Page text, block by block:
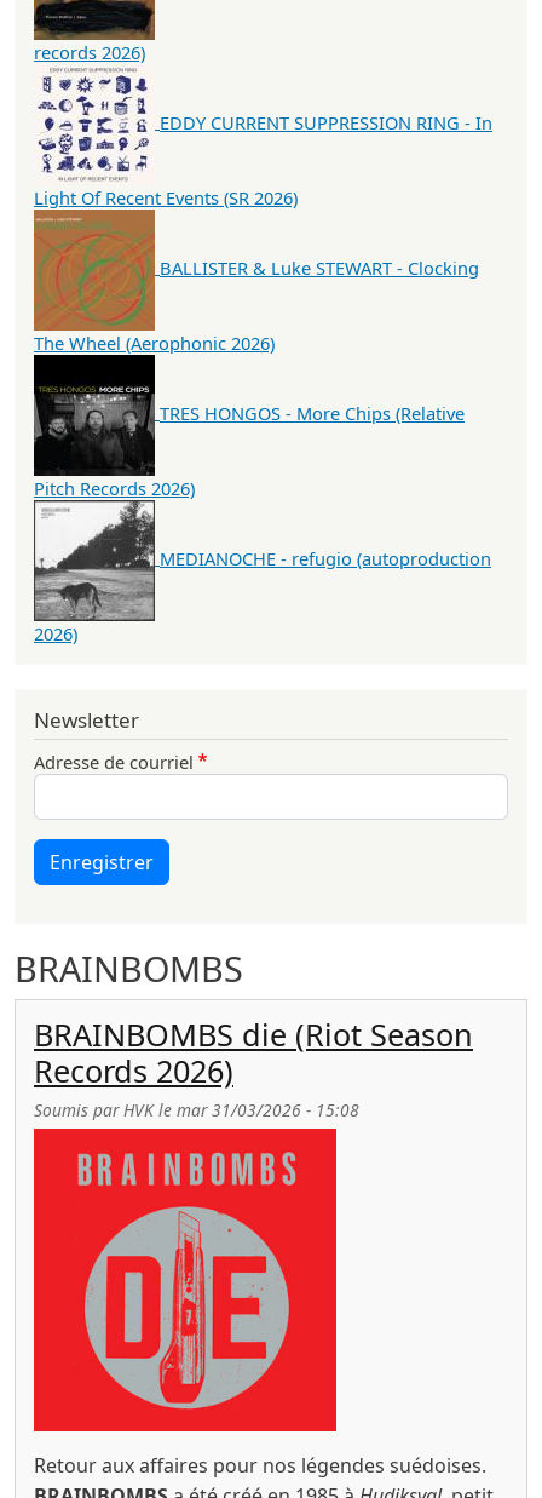
BRAINBOMBS
BRAINBOMBS die (Riot Season
Records 2026)
Soumis par HVKle mar 31/03/2026 - 15:08
Retour aux affaires pour nos légendes suédoises.
records 2026)
EDDY CURRENT SUPPRESSION RING - In
Light Of Recent Events (SR 2026)
BALLISTER & Luke STEWART - Clocking
The Wheel (Aerophonic 2026)
TRES HONGOS - More Chips (Relative
Pitch Records 2026)
MEDIANOCHE - refugio (autoproduction
2026)
Newsletter
Adresse de courriel
Enregistrer